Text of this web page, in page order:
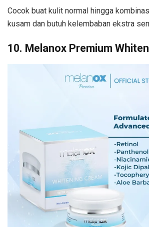
Cocok buat kulit normal hingga
kusam dan butuh kelembaban ekstra
10. Melanox Premium